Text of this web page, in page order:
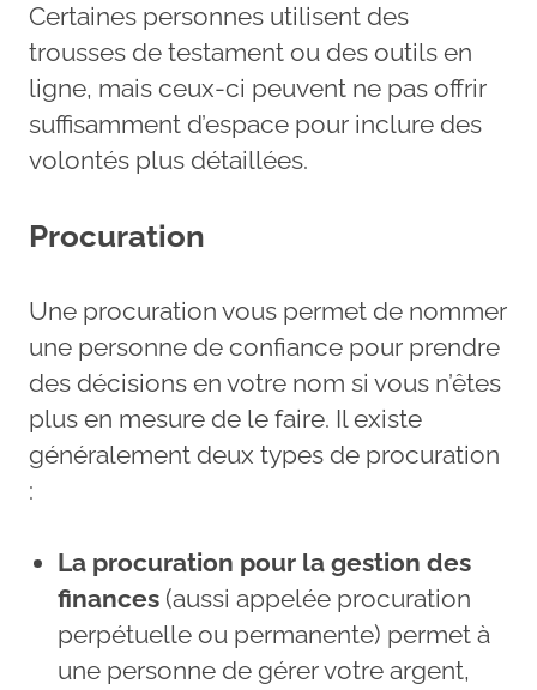
Certaines personnes utilisent des
trousses de testament ou des outils en
ligne, mais ceux-ci peuvent ne pas offrir
suffisamment d’espace pour inclure des
volontés plus détaillées.
Procuration
Une procuration vous permet de nommer
une personne de confiance pour prendre
des décisions en votre nom si vous n’êtes
plus en mesure de le faire. Il existe
généralement deux types de procuration
:
La procuration pour la gestion des
finances (aussi appelée procuration
perpétuelle ou permanente) permet à
une personne de gérer votre argent,